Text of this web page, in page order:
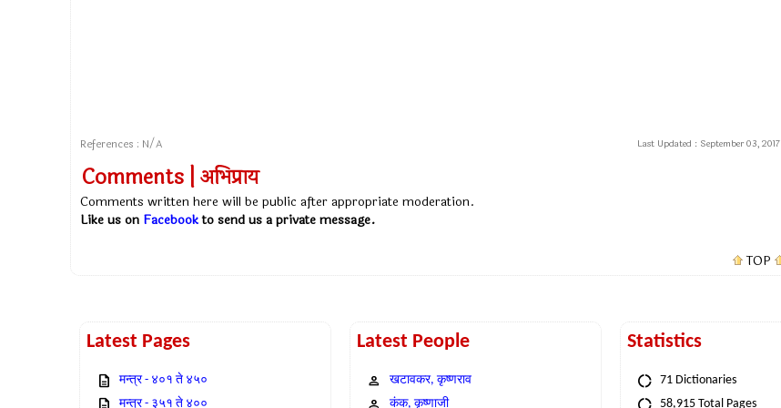
References : N/A Last Updated : September 03, 2017
Comments | अभिप्राय
Comments written here will be public after appropriate moderation.
Like us on Facebookto send us a private message.
TOP
Latest Pages
मन्त्र - ४०१ ते ४५०
मन्त्र - ३५१ ते ४००
Latest People
खटावकर, कृष्णराव
कंक, कृष्णाजी
Statistics
71 Dictionaries
58,915 Total Pages